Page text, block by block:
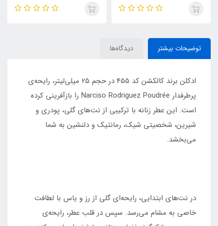
KHUMAR Search Eau de
| مشابه اورجینال ایو سن لورن مای
توضیحات بیشتر دیدگاه‌ها
ادکلن برند کالکشن کد 455 در حجم ۲۵ میلی‌لیتر، رایحه‌ی
پرطرفدار Narciso Rodriguez Poudrée را بازآفرینی کرده
است. این عطر زنانه با ترکیبی از نت‌های گلی، پودری و
شیرین، شخصیتی شیک، رمانتیک و دلنشین به شما
می‌بخشد.
در نت‌های ابتدایی، رایحه‌ای گلی از رز و یاس با لطافت
خاصی به مشام می‌رسد. سپس در قلب عطر، رایحه‌ی